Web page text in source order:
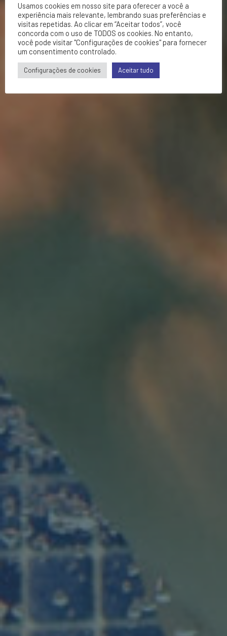
Usamos cookies em nosso site para oferecer a você a
experiência mais relevante, lembrando suas preferências e
visitas repetidas. Ao clicar em “Aceitar todos”, você
concorda com o uso de TODOS os cookies. No entanto,
você pode visitar "Configurações de cookies" para fornecer
um consentimento controlado.
Configurações de cookies Aceitar tudo